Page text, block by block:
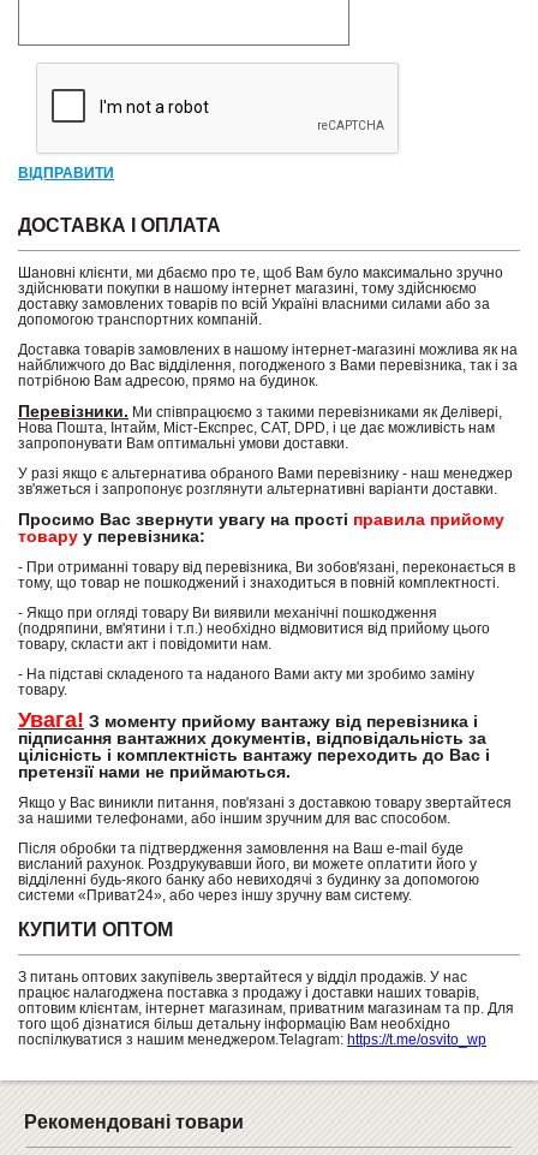
ВІДПРАВИТИ
ДОСТАВКА І ОПЛАТА
Шановні клієнти, ми дбаємо про те, щоб Вам було максимально зручно
здійснювати покупки в нашому інтернет магазині, тому здійснюємо
доставку замовлених товарів по всій Україні власними силами або за
допомогою транспортних компаній.
Доставка товарів замовлених в нашому інтернет-магазині можлива як на
найближчого до Вас відділення, погодженого з Вами перевізника, так і за
потрібною Вам адресою, прямо на будинок.
Перевізники. Ми співпрацюємо з такими перевізниками як Делівері,
Нова Пошта, Інтайм, Міст-Експрес, САТ, DPD, і це дає можливість нам
запропонувати Вам оптимальні умови доставки.
У разі якщо є альтернатива обраного Вами перевізнику - наш менеджер
зв'яжеться і запропонує розглянути альтернативні варіанти доставки.
Просимо Вас звернути увагу на прості правила прийому
товару у перевізника:
- При отриманні товару від перевізника, Ви зобов'язані, переконається в
тому, що товар не пошкоджений і знаходиться в повній комплектності.
- Якщо при огляді товару Ви виявили механічні пошкодження
(подряпини, вм'ятини і т.п.) необхідно відмовитися від прийому цього
товару, скласти акт і повідомити нам.
- На підставі складеного та наданого Вами акту ми зробимо заміну
товару.
Увага! З моменту прийому вантажу від перевізника і
підписання вантажних документів, відповідальність за
цілісність і комплектність вантажу переходить до Вас і
претензії нами не приймаються.
Якщо у Вас виникли питання, пов'язані з доставкою товару звертайтеся
за нашими телефонами, або іншим зручним для вас способом.
Після обробки та підтвердження замовлення на Ваш e-mail буде
висланий рахунок. Роздрукувавши його, ви можете оплатити його у
відділенні будь-якого банку або невиходячі з будинку за допомогою
системи «Приват24», або через іншу зручну вам систему.
КУПИТИ ОПТОМ
З питань оптових закупівель звертайтеся у відділ продажів. У нас
працює налагоджена поставка з продажу і доставки наших товарів,
оптовим клієнтам, інтернет магазинам, приватним магазинам та пр. Для
того щоб дізнатися більш детальну інформацію Вам необхідно
поспілкуватися з нашим менеджером.Telagram: https://t.me/osvito_wp
Рекомендовані товари